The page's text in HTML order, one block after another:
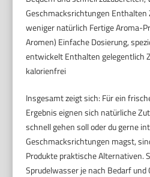
Geschmacksrichtungen Enthalten
weniger natürlich Fertige Aroma-
Aromen) Einfache Dosierung,
entwickelt Enthalten gelegentlich
kalorienfrei
Insgesamt zeigt sich: Für ein
Ergebnis eignen sich natürliche
schnell gehen soll oder du gerne
Geschmacksrichtungen magst,
Produkte praktische Alternativen.
Sprudelwasser je nach Bedarf